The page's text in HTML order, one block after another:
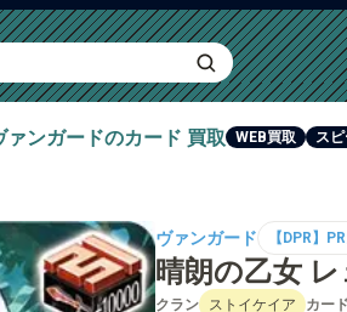
ァンガードのカード 買取 WEB買取 ス
ヴァンガード 【DPR】
晴朗の乙女
クラン ストイケイア カー